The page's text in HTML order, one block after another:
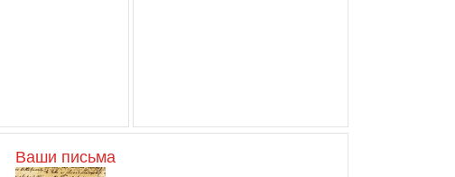
Ваши письма